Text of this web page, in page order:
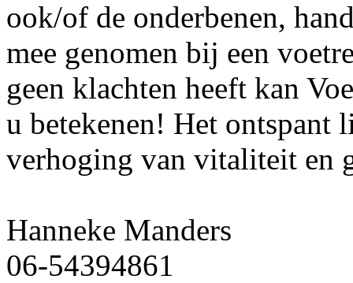
ook/of de onderbenen,
mee genomen bij een
geen klachten heeft kan
u betekenen! Het ontspant
verhoging van vitaliteit en
Hanneke Manders
06-54394861